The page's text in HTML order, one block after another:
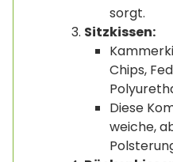
sorgt.
Sitzkissen:
Chips,
Diese
weiche,